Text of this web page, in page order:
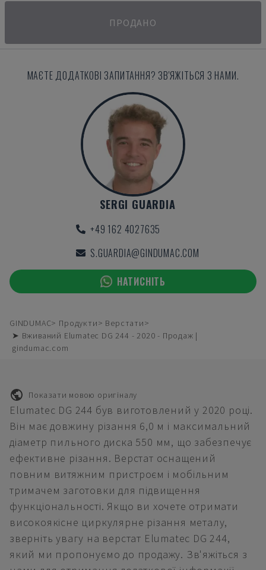
ПРОДАНО
МАЄТЕ ДОДАТКОВІ ЗАПИТАННЯ? ЗВ'ЯЖІТЬСЯ З НАМИ.
SERGI GUARDIA
+49 162 4027635
S.GUARDIA@GINDUMAC.COM
НАТИСНІТЬ
GINDUMAC Продукти
Верстати
➤ Вживаний Elumatec DG 244 - 2020 - Продаж |
gindumac.com
Показати мовою оригіналу
Elumatec DG 244 був виготовлений у 2020 році.
Він має довжину різання 6,0 м і максимальний
діаметр пильного диска 550 мм, що забезпечує
ефективне різання. Верстат оснащений
повним витяжним пристроєм і мобільним
тримачем заготовки для підвищення
функціональності. Якщо ви хочете отримати
високоякісне циркулярне різання металу,
зверніть увагу на верстат Elumatec DG 244,
який ми пропонуємо до продажу. Зв'яжіться з